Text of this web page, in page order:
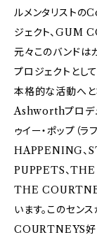
ルメンタリスト
ジェクト、GUM
元々このバンドは
プロジェクトとし
本格的な活動へ
Ashworthプロデュ
ゥイー・ポップ（ラ
HAPPENING、
PUPPETS、
THE
います。このセン
COURTNEYS好